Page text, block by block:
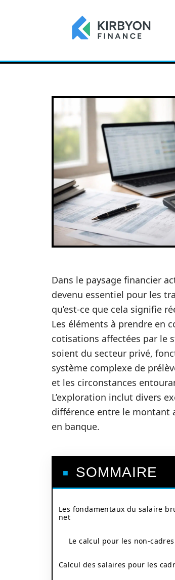
Dans le paysage financier
devenu essentiel pour les
qu’est-ce que cela signifie
Les éléments à prendre en
cotisations affectées par le
soient du secteur privé,
système complexe de
et les circonstances
L’exploration inclut divers
différence entre le
en banque.
SOMMAIRE
Les fondamentaux du salaire
net
Le calcul pour les non-cadres
Calcul des salaires pour les